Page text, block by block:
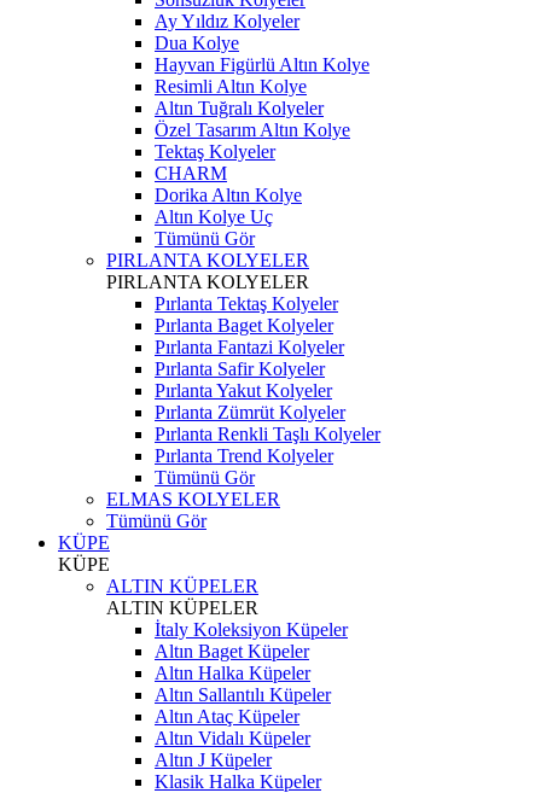
Ay Yıldız Kolyeler
Dua Kolye
Hayvan Figürlü Altın Kolye
Resimli Altın Kolye
Altın Tuğralı Kolyeler
Özel Tasarım Altın Kolye
Tektaş Kolyeler
CHARM
Dorika Altın Kolye
Altın Kolye Uç
Tümünü Gör
PIRLANTA KOLYELER
PIRLANTA KOLYELER
Pırlanta Tektaş Kolyeler
Pırlanta Baget Kolyeler
Pırlanta Fantazi Kolyeler
Pırlanta Safir Kolyeler
Pırlanta Yakut Kolyeler
Pırlanta Zümrüt Kolyeler
Pırlanta Renkli Taşlı Kolyeler
Pırlanta Trend Kolyeler
Tümünü Gör
ELMAS KOLYELER
Tümünü Gör
KÜPE
KÜPE
ALTIN KÜPELER
ALTIN KÜPELER
İtaly Koleksiyon Küpeler
Altın Baget Küpeler
Altın Halka Küpeler
Altın Sallantılı Küpeler
Altın Ataç Küpeler
Altın Vidalı Küpeler
Altın J Küpeler
Klasik Halka Küpeler